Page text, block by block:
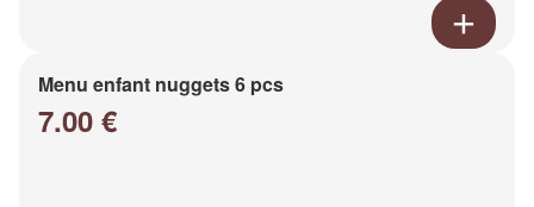
Menu enfant nuggets 6 pcs
7.00 €